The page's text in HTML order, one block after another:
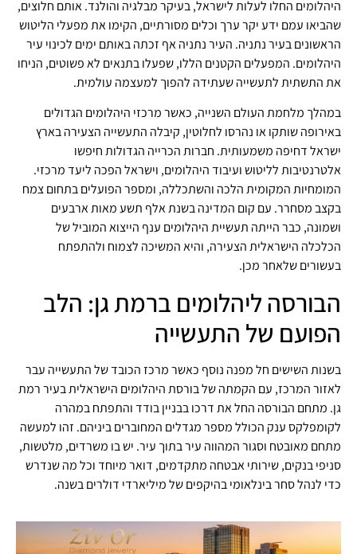
היהלומים החלו לעלות לישראל, בעיקר מבלגיה והולנד. אותם חלוצים,
שהביאו עמם ידע יקר ערך וכלים מסורתיים, הקימו את מפעלי הליטוש
הראשונים בעיר נתניה. העיר נתניה אף זכתה באותם ימים לכינוי עיר
היהלומים. המפעלים הקטנים הללו, שפעלו בתנאים לא פשוטים, הניחו
את התשתית לתעשייה שעתידה להפוך למעצמה עולמית.
במהלך מלחמת העולם השנייה, כאשר מרכזי היהלומים הגדולים
באירופה שותקו או נהרסו לחלוטין, קיבלה התעשייה הצעירה בארץ
ישראל דחיפה משמעותית. חברות הכרייה הגדולות חיפשו
אלטרנטיבות לליטוש ועיבוד היהלומים, וישראל הפכה ליעד מרכזי.
המומחיות המקומית הלכה והשתכללה, ומספר הפועלים בתחום צמח
בקצב מסחרר. עם קום המדינה בשנת אלף תשע מאות ארבעים
ושמונה, כבר הייתה תעשיית היהלומים ענף הייצוא המוביל של
הכלכלה הישראלית הצעירה, והיא המשיכה לצמוח ולהתפתח
בעשורים שלאחר מכן.
הבורסה ליהלומים ברמת גן: הלב
הפועם של התעשייה
בשנות השישים חל מפנה נוסף כאשר מרכז הכובד של התעשייה עבר
לאזור המרכז, עם הקמתה של בורסת היהלומים הישראלית בעיר רמת
גן. מתחם הבורסה החל את דרכו בבניין בודד והתפתח במהרה
לקומפלקס ענק הכולל מספר מגדלים המחוברים ביניהם. זהו למעשה
מתחם מאובטח וסגור המהווה עיר בתוך עיר. יש בו משרדים, מלטשות,
סניפי בנקים, שירותי אבטחה מתקדמים, דואר מיוחד וכל מה שנדרש
כדי לנהל סחר בינלאומי בהיקפים של מיליארדי דולרים בשנה.